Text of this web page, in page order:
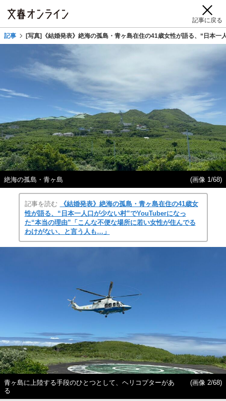
記事に戻る
記事 [写真]《結婚発表》絶海の孤島・青ヶ島在住の41歳女性が語る、“日本
絶海の孤島・青ヶ島 (画像 1/68)
記事を読む
《結婚発表》絶海の孤島・青ヶ島在住の41歳女
性が語る、“日本一人口が少ない村”でYouTuberになっ
た“本当の理由”「こんな不便な場所に若い女性が住んでる
わけがない、と言う人も…」
青ヶ島に上陸する手段のひとつとして、ヘリコプターがあ
る
(画像 2/68)